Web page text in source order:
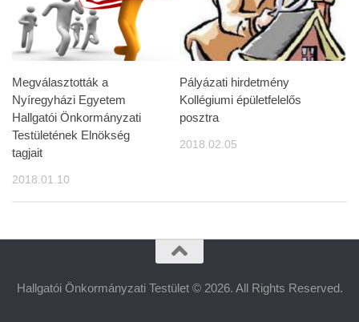
Megválasztották a
Nyíregyházi Egyetem
Hallgatói Önkormányzati
Testületének Elnökség
tagjait
2018.01.10
Pályázati hirdetmény
Kollégiumi épületfelelős
posztra
2018.02.05
Hallgatói Önkormányzati Testület © 2026. All Rights Reserved.